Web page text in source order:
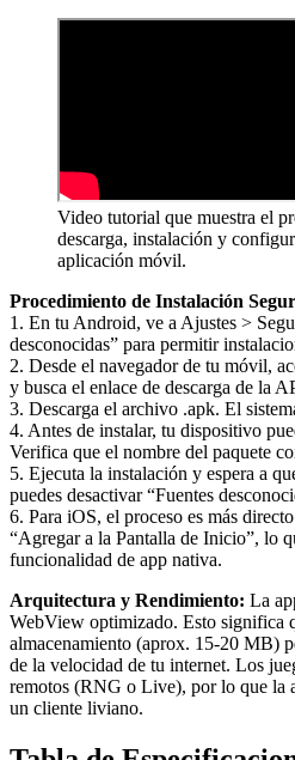
Video tutorial que muestra el
descarga, instalación y
aplicación móvil.
Procedimiento de Instalación
1. En tu Android, ve a Ajustes >
desconocidas” para permitir
2. Desde el navegador de tu móvil,
y busca el enlace de descarga de la
3. Descarga el archivo .apk. El
4. Antes de instalar, tu dispositivo
Verifica que el nombre del paquete
5. Ejecuta la instalación y espera a
puedes desactivar “Fuentes
6. Para iOS, el proceso es más
“Agregar a la Pantalla de Inicio”, lo
funcionalidad de app nativa.
Arquitectura y Rendimiento: La
WebView optimizado. Esto significa
almacenamiento (aprox. 15-20 MB)
de la velocidad de tu internet. Los
remotos (RNG o Live), por lo que la
un cliente liviano.